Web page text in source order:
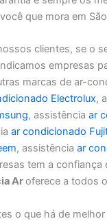
que mora em
clientes, se o
empresas
marcas de ar-
Electrolux,
, assistência ar
ar condicionado
, assistência ar
tem a confiança
Aroferece a todos
o que há de